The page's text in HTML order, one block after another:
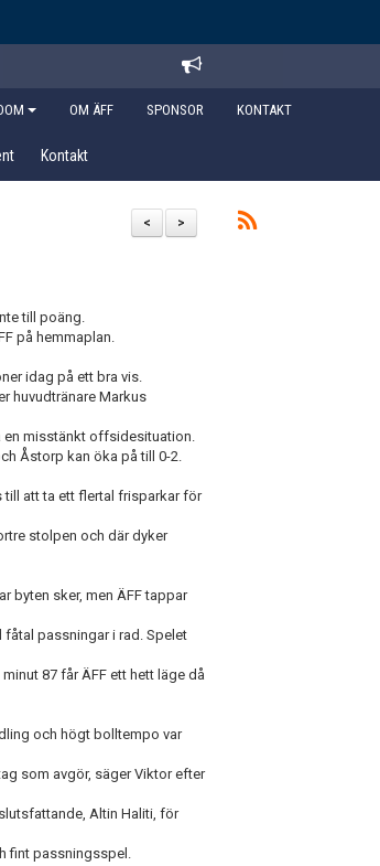
OM ÄFF SPONSOR KONTAKT
Kontakt
>
<
till poäng.
på hemmaplan.
idag på ett bra vis.
huvudtränare Markus
en misstänkt offsidesituation.
Åstorp kan öka påtill 0-2.
till att ta ett flertal frisparkar för
stolpen och där dyker
byten sker, men ÄFF tappar
passningar i rad. Spelet
87 får ÄFF ett hett läge då
och högt bolltempo var
som avgör, säger Viktor efter
Altin Haliti, för
fint passningsspel.